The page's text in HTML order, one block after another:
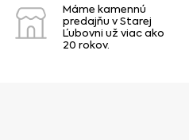
Máme kamennú
predajňu v Starej
Ľubovni už viac ako
20 rokov.